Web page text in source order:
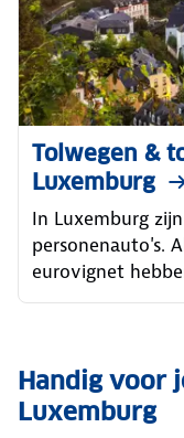
Tolwegen &
Luxemburg
In Luxemburg
personenauto's.
eurovignet
Handig voor
Luxemburg